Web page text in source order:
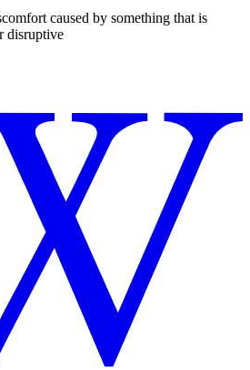
caused by something that is
disruptive